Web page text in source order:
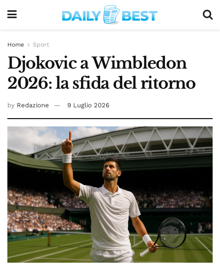
Home Sport
Djokovic a Wimbledon
2026: la sfida del ritorno
by Redazione 9 Luglio 2026